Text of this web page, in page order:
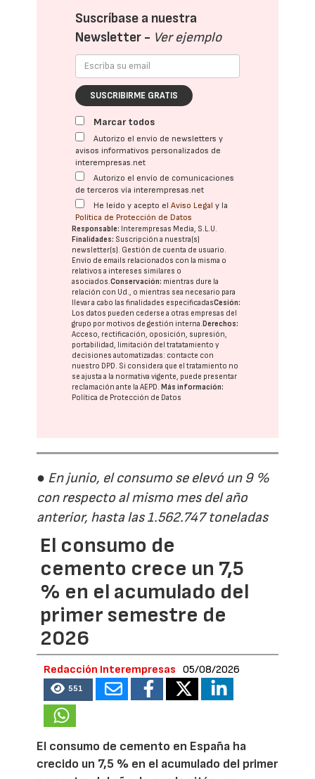
Suscríbase a nuestra
Newsletter - Ver ejemplo
SUSCRIBIRME GRATIS
Marcar todos
Autorizo el envío de newsletters y
avisos informativos personalizados de
interempresas.net
Autorizo el envío de comunicaciones
de terceros vía interempresas.net
He leído y acepto elAviso Legal y la
Política de Protección de Datos
Responsable: Interempresas Media, S.L.U.
Finalidades: Suscripción a nuestra(s)
newsletter(s). Gestión de cuenta de usuario.
Envío de emails relacionados con la misma o
relativos a intereses similares o
asociados.Conservación: mientras dure la
relación con Ud., o mientras sea necesario para
llevar a cabo las finalidades especificadasCesión:
Los datos pueden cederse a otras empresas del
grupo por motivos de gestión interna.Derechos:
Acceso, rectificación, oposición, supresión,
portabilidad, limitación del tratatamiento y
decisiones automatizadas: contacte con
nuestro DPD. Si considera que el tratamiento no
se ajusta a la normativa vigente, puede presentar
reclamación ante laAEPD.Más información:
Política de Protección de Datos
● En junio, el consumo se elevó un 9 %
con respecto al mismo mes del año
anterior, hasta las 1.562.747 toneladas
El consumo de
cemento crece un 7,5
% en el acumulado del
primer semestre de
2026
Redacción Interempresas 05/08/2026
551
El consumo de cemento en España ha
crecido un 7,5 % en el acumulado del primer